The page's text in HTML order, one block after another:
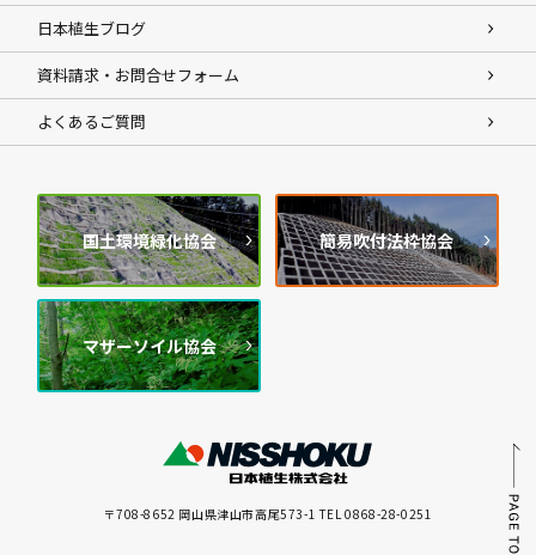
日本植生ブログ
資料請求・お問合せフォーム
よくあるご質問
国土環境緑化協会 簡易吹付法枠協会
マザーソイル協会
〒708-8652 岡山県津山市高尾573-1 TEL 0868-28-0251